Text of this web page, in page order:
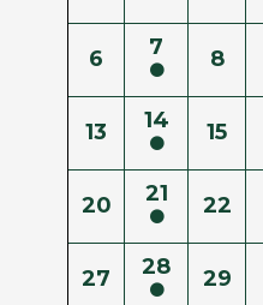
6 7 8
13 14 15
20 21 22
27 28 29